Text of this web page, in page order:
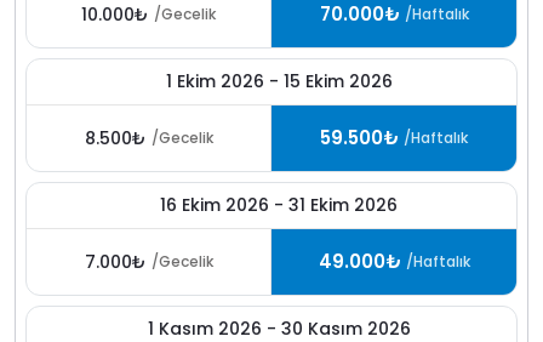
10.000₺ /Gecelik 70.000₺ /Haftalık
1 Ekim 2026 - 15 Ekim 2026
8.500₺ /Gecelik 59.500₺ /Haftalık
16 Ekim 2026 - 31 Ekim 2026
7.000₺ /Gecelik 49.000₺ /Haftalık
1 Kasım 2026 - 30 Kasım 2026